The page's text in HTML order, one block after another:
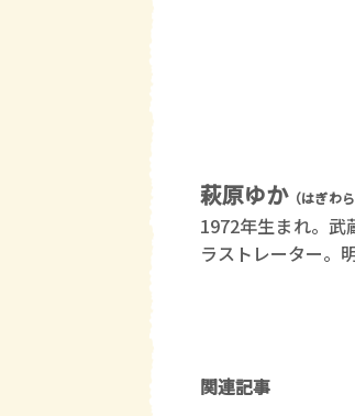
萩原ゆか（はぎわら
1972年生まれ。武
ラストレーター。
関連記事